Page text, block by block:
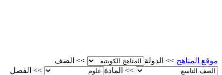
موقع المناهج >> الدولة >>
الصف
>>
المادة >>
الفصل